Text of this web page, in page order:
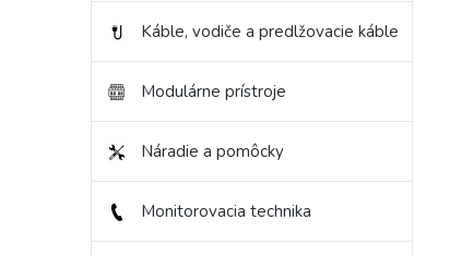
Káble, vodiče a predlžovacie káble
Modulárne prístroje
Náradie a pomôcky
Monitorovacia technika